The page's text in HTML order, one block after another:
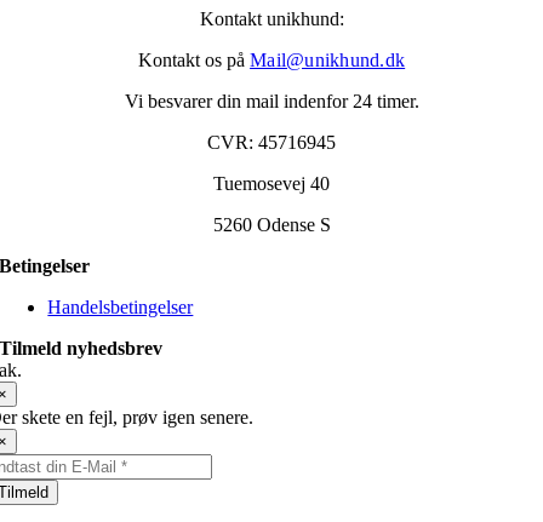
Kontakt unikhund:
Kontakt os på Mail@unikhund.dk
Vi besvarer din mail indenfor 24 timer.
CVR: 45716945
Tuemosevej 40
5260 Odense S
Betingelser
Handelsbetingelser
Tilmeld nyhedsbrev
skete en fejl, prøv igen senere.